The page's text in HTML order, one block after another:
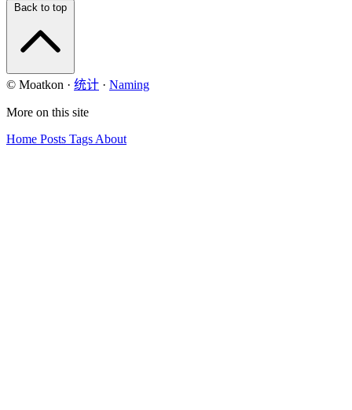
Back to top
© Moatkon · 统计 · Naming
More on this site
Home Posts Tags About